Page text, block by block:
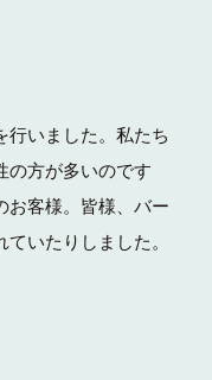
行いました。私たち
の方が多いのです
お客様。皆様、バー
いたりしました。